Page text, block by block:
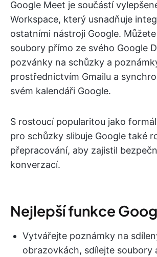
Google Meet je součástí
Workspace, který usnadňuje
ostatními nástroji Google.
soubory přímo ze svého Google
pozvánky na schůzky a
prostřednictvím Gmailu a
svém kalendáři Google.
S rostoucí popularitou jako
pro schůzky slibuje Google také
přepracování, aby zajistil
konverzací.
Nejlepší funkce
Vytvářejte poznámky na
obrazovkách, sdílejte soubory